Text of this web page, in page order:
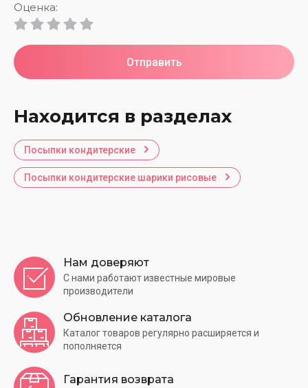
Оценка:
Отправить
Находится в разделах
Посыпки кондитерские
Посыпки кондитерские шарики рисовые
Нам доверяют
С нами работают известные мировые
производители
Обновление каталога
Каталог товаров регулярно расширяется и
пополняется
Гарантия возврата